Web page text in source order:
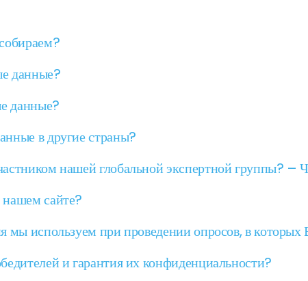
данные?
данные?
в другие страны?
нашей глобальной экспертной группы? –
сайте?
мы используем при проведении опросов, в которых
и гарантия их конфиденциальности?